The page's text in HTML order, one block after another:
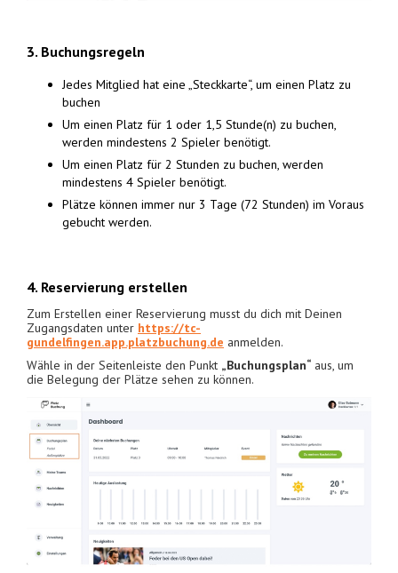
3. Buchungsregeln
Jedes Mitglied hat eine „Steckkarte“, um einen Platz zu
buchen
Um einen Platz für 1 oder 1,5 Stunde(n) zu buchen,
werden mindestens 2 Spieler benötigt.
Um einen Platz für 2 Stunden zu buchen, werden
mindestens 4 Spieler benötigt.
Plätze können immer nur 3 Tage (72 Stunden) im Voraus
gebucht werden.
4. Reservierung erstellen
Zum Erstellen einer Reservierung musst du dich mit Deinen
Zugangsdaten unter https://tc-
gundelfingen.app.platzbuchung.de anmelden.
Wähle in der Seitenleiste den Punkt „Buchungsplan“ aus, um
die Belegung der Plätze sehen zu können.